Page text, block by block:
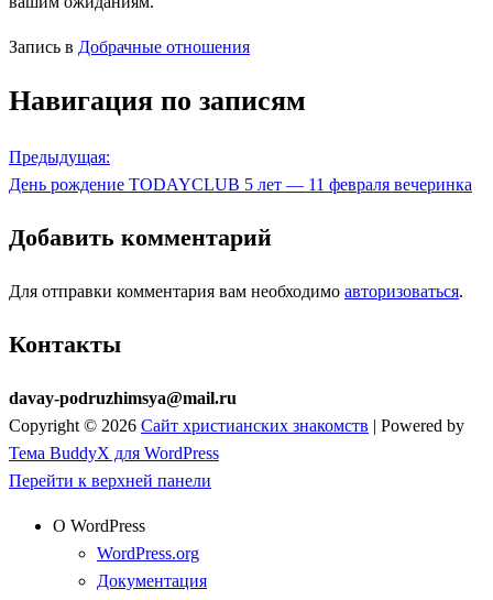
Запись в Добрачные отношения
Навигация по записям
Предыдущая:
День рождение TODAYCLUB 5 лет — 11 февраля вечеринка
Добавить комментарий
Для отправки комментария вам необходимо авторизоваться.
Контакты
davay-podruzhimsya@mail.ru
Copyright © 2026 Сайт христианских знакомств | Powered by
Тема BuddyX для WordPress
Перейти к верхней панели
О WordPress
WordPress.org
Документация